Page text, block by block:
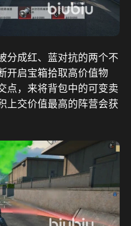
分成红、蓝对抗的两个不
开启宝箱拾取高价值物
点，来将背包中的可变卖
上交价值最高的阵营会获